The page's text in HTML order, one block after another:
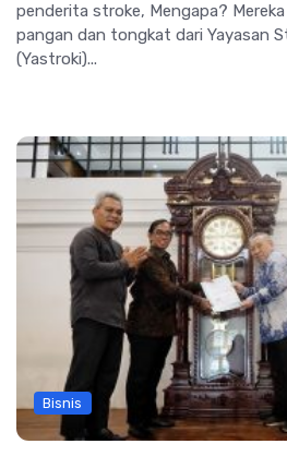
penderita stroke, Mengapa?
pangan dan tongkat dari Yayasan
(Yastroki)...
Bisnis